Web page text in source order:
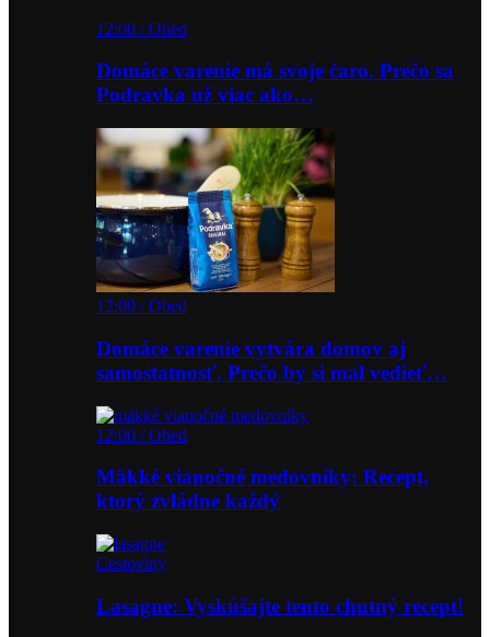
12:00 / Obed
Domáce varenie má svoje čaro. Prečo sa
Podravka už viac ako…
12:00 / Obed
Domáce varenie vytvára domov aj
samostatnosť. Prečo by si mal vedieť…
12:00 / Obed
Mäkké vianočné medovníky: Recept,
ktorý zvládne každý
Cestoviny
Lasagne: Vyskúšajte tento chutný recept!